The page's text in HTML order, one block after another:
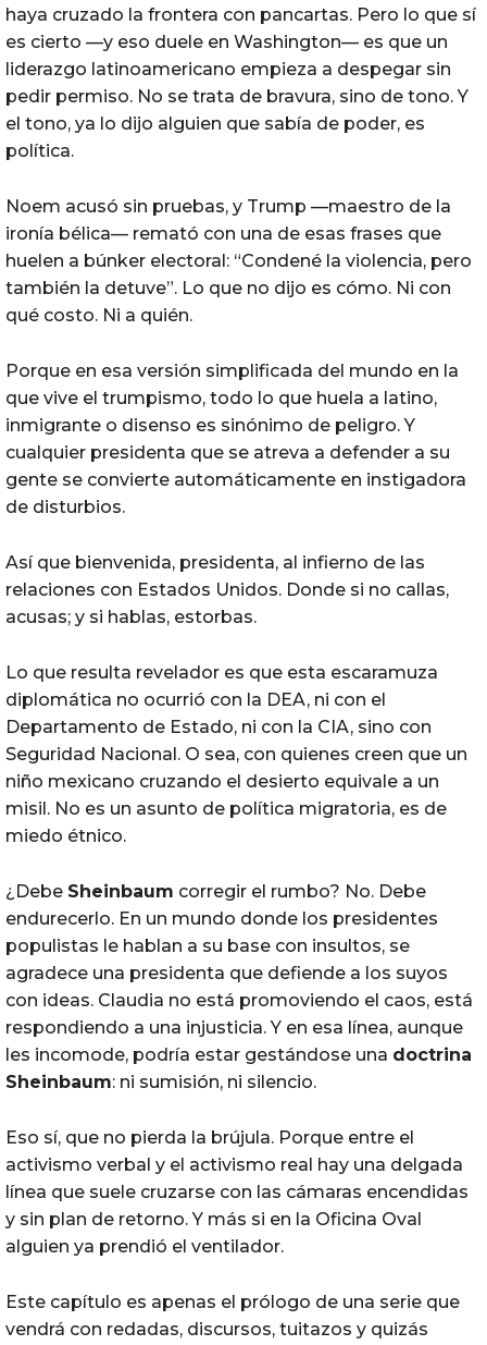
haya cruzado la frontera con pancartas. Pero lo que sí
es cierto —y eso duele en Washington— es que un
liderazgo latinoamericano empieza a despegar sin
pedir permiso. No se trata de bravura, sino de tono. Y
el tono, ya lo dijo alguien que sabía de poder, es
política.
Noem acusó sin pruebas, y Trump —maestro de la
ironía bélica— remató con una de esas frases que
huelen a búnker electoral: “Condené la violencia, pero
también la detuve”. Lo que no dijo es cómo. Ni con
qué costo. Ni a quién.
Porque en esa versión simplificada del mundo en la
que vive el trumpismo, todo lo que huela a latino,
inmigrante o disenso es sinónimo de peligro. Y
cualquier presidenta que se atreva a defender a su
gente se convierte automáticamente en instigadora
de disturbios.
Así que bienvenida, presidenta, al infierno de las
relaciones con Estados Unidos. Donde si no callas,
acusas; y si hablas, estorbas.
Lo que resulta revelador es que esta escaramuza
diplomática no ocurrió con la DEA, ni con el
Departamento de Estado, ni con la CIA, sino con
Seguridad Nacional. O sea, con quienes creen que un
niño mexicano cruzando el desierto equivale a un
misil. No es un asunto de política migratoria, es de
miedo étnico.
¿Debe Sheinbaum corregir el rumbo? No. Debe
endurecerlo. En un mundo donde los presidentes
populistas le hablan a su base con insultos, se
agradece una presidenta que defiende a los suyos
con ideas. Claudia no está promoviendo el caos, está
respondiendo a una injusticia. Y en esa línea, aunque
les incomode, podría estar gestándose una doctrina
Sheinbaum: ni sumisión, ni silencio.
Eso sí, que no pierda la brújula. Porque entre el
activismo verbal y el activismo real hay una delgada
línea que suele cruzarse con las cámaras encendidas
y sin plan de retorno. Y más si en la Oficina Oval
alguien ya prendió el ventilador.
Este capítulo es apenas el prólogo de una serie que
vendrá con redadas, discursos, tuitazos y quizás